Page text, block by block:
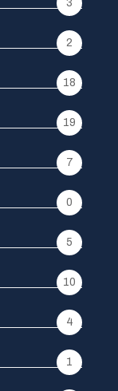
3
2
18
19
7
0
5
10
4
1